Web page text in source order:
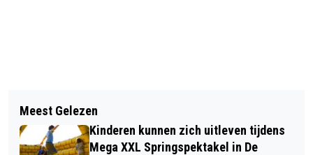
OBS BUTEN DE POORTE ONTVANGT
ZESDE SCHOOL OP SEEF-LABEL
LANDELIJKE AANMELDWEEK VOOR
LEERLINGEN VAN GROEP 8
Meest Gelezen
Kinderen kunnen zich uitleven tijdens
Mega XXL Springspektakel in De